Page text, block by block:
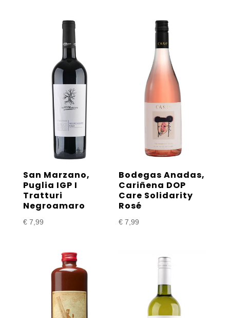
San Marzano,
Puglia IGP I
Tratturi
Negroamaro
€7,99
Bodegas Anadas,
Cariñena DOP
Care Solidarity
Rosé
€ 7,99